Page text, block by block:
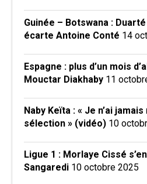
Guinée – Botswana :
écarte Antoine Conté 14
Espagne : plus d’un mois
Mouctar Diakhaby 11
Naby Keïta : « Je n’ai
sélection » (vidéo) 10
Ligue 1 : Morlaye Cissé
Sangaredi 10 octobre 2025